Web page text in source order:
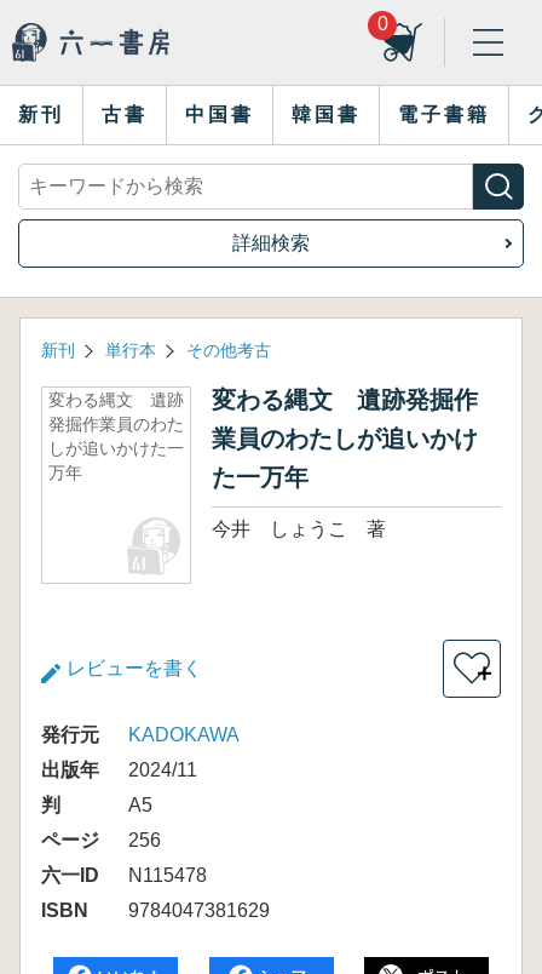
0
新刊 古書 中国書 韓国書 電子書籍
詳細検索
新刊 単行本 その他考古
変わる縄文 遺跡
発掘作業員のわた
しが追いかけた一
万年
変わる縄文 遺跡発掘作
業員のわたしが追いかけ
た一万年
今井 しょうこ 著
レビューを書く ＋
発行元
KADOKAWA
出版年
2024/11
判
A5
ページ
256
六一ID
N115478
ISBN
9784047381629